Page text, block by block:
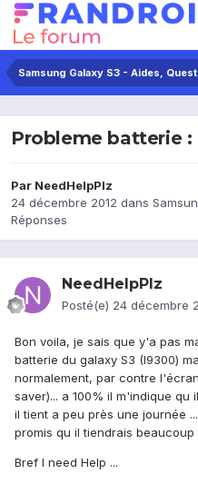
Samsung Galaxy S3 - Aides,
Probleme batterie :
Par NeedHelpPlz
24 décembre 2012 dans
Réponses
NeedHelpPlz
Posté(e) 24 décembre
Bon voila, je sais que y'a pas
batterie du galaxy S3 (I9300)
normalement, par contre
saver)... a 100% il m'indique qu
il tient a peu près une journée
promis qu il tiendrais beaucoup
Bref I need Help ...